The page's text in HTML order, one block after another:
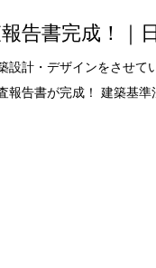
告書完成！｜
設計・デザインをさせて
報告書が完成！ 建築基準